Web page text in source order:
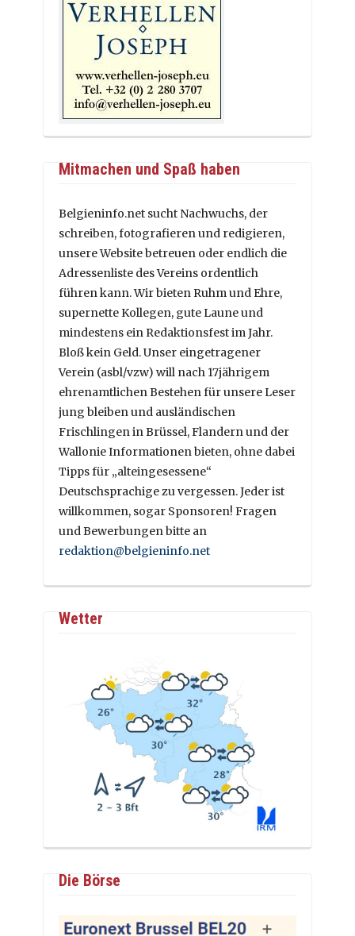
Mitmachen und Spaß haben
Belgieninfo.net sucht Nachwuchs, der
schreiben, fotografieren und redigieren,
unsere Website betreuen oder endlich die
Adressenliste des Vereins ordentlich
führen kann. Wir bieten Ruhm und Ehre,
supernette Kollegen, gute Laune und
mindestens ein Redaktionsfest im Jahr.
Bloß kein Geld. Unser eingetragener
Verein (asbl/vzw) will nach 17jährigem
ehrenamtlichen Bestehen für unsere Leser
jung bleiben und ausländischen
Frischlingen in Brüssel, Flandern und der
Wallonie Informationen bieten, ohne dabei
Tipps für „alteingesessene“
Deutschsprachige zu vergessen. Jeder ist
willkommen, sogar Sponsoren! Fragen
und Bewerbungen bitte an
redaktion@belgieninfo.net
Wetter
Die Börse